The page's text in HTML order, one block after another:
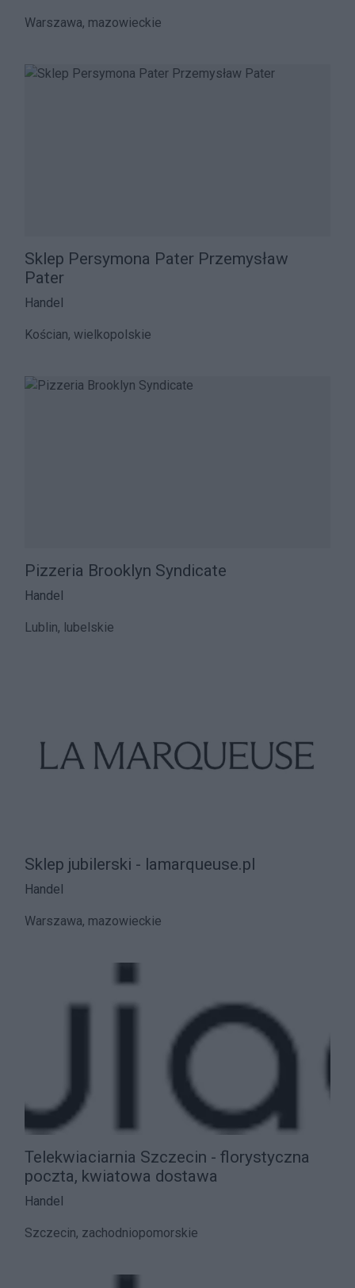
Warszawa, mazowieckie
Sklep Persymona Pater Przemysław
Pater
Handel
Kościan, wielkopolskie
Pizzeria Brooklyn Syndicate
Handel
Lublin, lubelskie
Sklep jubilerski - lamarqueuse.pl
Handel
Warszawa, mazowieckie
Telekwiaciarnia Szczecin - florystyczna
poczta, kwiatowa dostawa
Handel
Szczecin, zachodniopomorskie